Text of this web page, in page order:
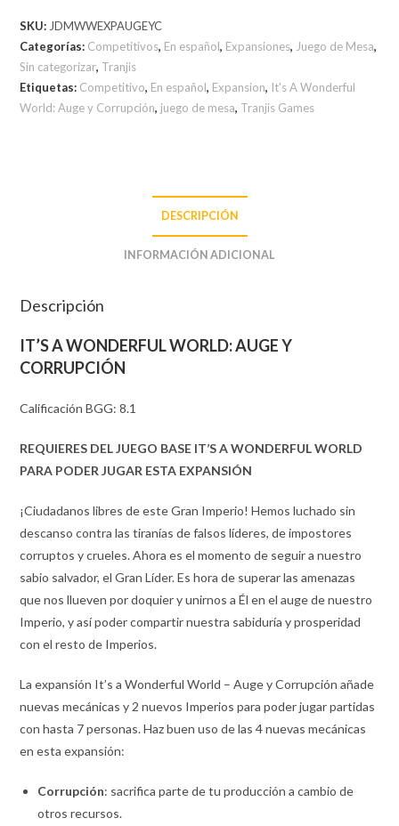
SKU: JDMWWEXPAUGEYC
Categorías: Competitivos, En español, Expansiones, Juego de Mesa,
Sin categorizar, Tranjis
Etiquetas: Competitivo, En español, Expansion, It's A Wonderful
World: Auge y Corrupción, juego de mesa, Tranjis Games
DESCRIPCIÓN
INFORMACIÓN ADICIONAL
Descripción
IT’S A WONDERFUL WORLD: AUGE Y
CORRUPCIÓN
Calificación BGG: 8.1
REQUIERES DEL JUEGO BASE IT’S A WONDERFUL WORLD
PARA PODER JUGAR ESTA EXPANSIÓN
¡Ciudadanos libres de este Gran Imperio! Hemos luchado sin
descanso contra las tiranías de falsos líderes, de impostores
corruptos y crueles. Ahora es el momento de seguir a nuestro
sabio salvador, el Gran Líder. Es hora de superar las amenazas
que nos llueven por doquier y unirnos a Él en el auge de nuestro
Imperio, y así poder compartir nuestra sabiduría y prosperidad
con el resto de Imperios.
La expansión It’s a Wonderful World – Auge y Corrupción añade
nuevas mecánicas y 2 nuevos Imperios para poder jugar partidas
con hasta 7 personas. Haz buen uso de las 4 nuevas mecánicas
en esta expansión:
Corrupción: sacrifica parte de tu producción a cambio de
otros recursos.